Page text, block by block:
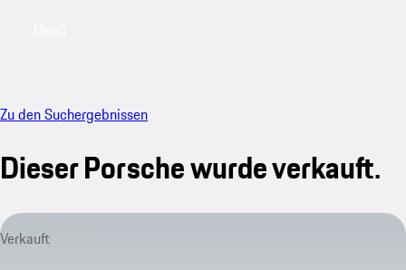
Zu den Suchergebnissen
Dieser Porsche wurde verkauft.
Verkauft